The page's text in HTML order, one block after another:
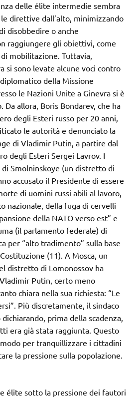
delle élite intermedie sembra
direttive dall’alto, minimizzando
disobbedire o anche
raggiungere gli obiettivi, come
mobilitazione. Tuttavia,
si sono levate alcune voci contro
della Missione
le Nazioni Unite a Ginevra si è
Da allora, Boris Bondarev, che ha
degli Esteri russo per 20 anni,
le autorità e denunciato la
di Vladimir Putin, a partire dal
degli Esteri Sergei Lavrov. I
Smolninskoye (un distretto di
accusato il Presidente di essere
di uomini russi abili al lavoro,
nazionale, della fuga di cervelli
della NATO verso est” e
(il parlamento federale) di
per “alto tradimento” sulla base
(11). A Mosca, un
distretto di Lomonossov ha
Putin, certo meno
chiara nella sua richiesta: “Le
Più discretamente, il sindaco
prima della scadenza,
era già stata raggiunta. Questo
per tranquillizzare i cittadini
la pressione sulla popolazione.
élite sotto la pressione dei fautori